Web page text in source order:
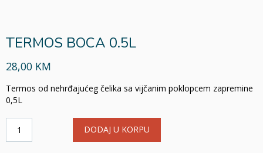
TERMOS BOCA 0.5L
28,00 KM
Termos od nehrđajućeg čelika sa vijčanim poklopcem zapremine
0,5L
BOCA
DODAJ U KORPU